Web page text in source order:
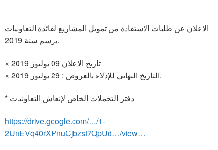
الاعلان عن طلبات الاستفادة من تمويل المشاريع لفائدة التعاونيات
برسم سنة 2019.
× التاريخ النهائي للإدلاء بالعروض : 29 يوليوز 2019.
* دفتر التحملات الخاص لإنعاش التعاونيات
https://drive.google.com/…/1-
2UnEVq40rXPnuCjbzsf7QpUd…/view…